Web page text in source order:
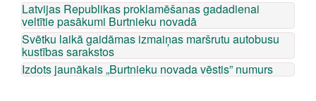
Latvijas Republikas proklamēšanas gadadienai
veltītie pasākumi Burtnieku novadā
Svētku laikā gaidāmas izmaiņas maršrutu autobusu
kustības sarakstos
Izdots jaunākais „Burtnieku novada vēstis” numurs